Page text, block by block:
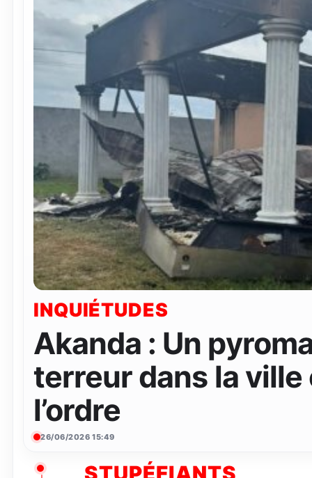
INQUIÉTUDES
Akanda : Un
terreur dans la
l’ordre
26/06/2026 15:49